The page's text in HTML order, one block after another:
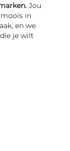
Jou
in
en we
je wilt